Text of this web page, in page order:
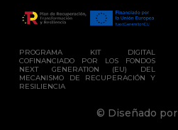
PROGRAMA KIT DIGITAL
COFINANCIADO POR LOS FONDOS
NEXT GENERATION (EU) DEL
MECANISMO DE RECUPERACIÓN Y
RESILIENCIA
© Diseñado por